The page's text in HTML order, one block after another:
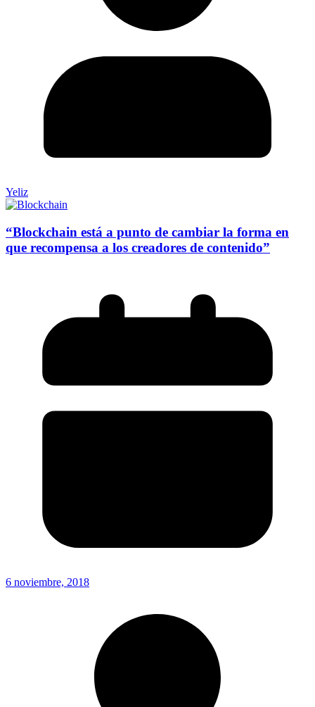
Yeliz
“Blockchain está a punto de cambiar la forma en
que recompensa a los creadores de contenido”
6 noviembre, 2018